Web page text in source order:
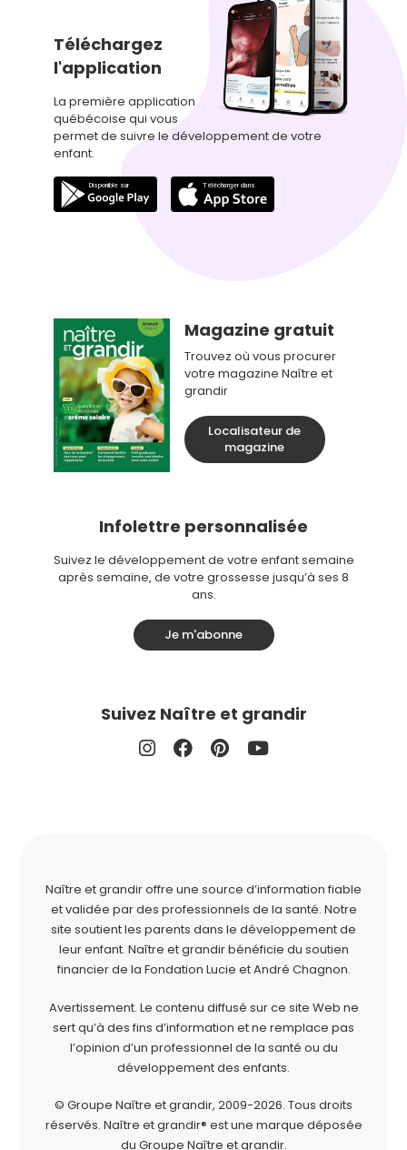
Téléchargez
l'application
La première application
québécoise qui vous
permet de suivre le développement de votre
enfant.
Magazine gratuit
Trouvez où vous procurer
votre magazine Naître et
grandir
Localisateur de
magazine
Infolettre personnalisée
Suivez le développement de votre enfant semaine
après semaine, de votre grossesse jusqu’à ses 8
ans.
Je m'abonne
Suivez Naître et grandir
Naître et grandir offre une source d’information fiable
et validée par des professionnels de la santé. Notre
site soutient les parents dans le développement de
leur enfant. Naître et grandir bénéficie du soutien
financier de la Fondation Lucie et André Chagnon.
Avertissement. Le contenu diffusé sur ce site Web ne
sert qu’à des fins d’information et ne remplace pas
l’opinion d’un professionnel de la santé ou du
développement des enfants.
© Groupe Naître et grandir, 2009-2026. Tous droits
réservés. Naître et grandir® est une marque déposée
du Groupe Naître et grandir.